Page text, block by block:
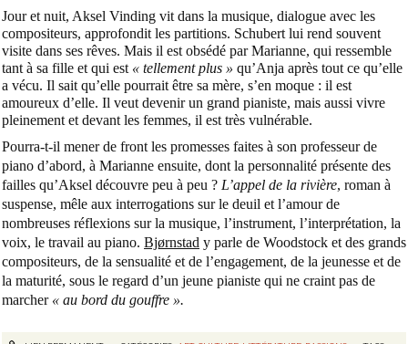
Jour et nuit, Aksel Vinding vit dans la musique, dialogue avec les
compositeurs, approfondit les partitions. Schubert lui rend souvent
visite dans ses rêves. Mais il est obsédé par Marianne, qui ressemble
tant à sa fille et qui est « tellement plus » qu’Anja après tout ce qu’elle
a vécu. Il sait qu’elle pourrait être sa mère, s’en moque : il est
amoureux d’elle. Il veut devenir un grand pianiste, mais aussi vivre
pleinement et devant les femmes, il est très vulnérable.
Pourra-t-il mener de front les promesses faites à son professeur de
piano d’abord, à Marianne ensuite, dont la personnalité présente des
failles qu’Aksel découvre peu à peu ? L’appel de la rivière, roman à
suspense, mêle aux interrogations sur le deuil et l’amour de
nombreuses réflexions sur la musique, l’instrument, l’interprétation, la
voix, le travail au piano. Bjørnstad y parle de Woodstock et des grands
compositeurs, de la sensualité et de l’engagement, de la jeunesse et de
la maturité, sous le regard d’un jeune pianiste qui ne craint pas de
marcher « au bord du gouffre ».